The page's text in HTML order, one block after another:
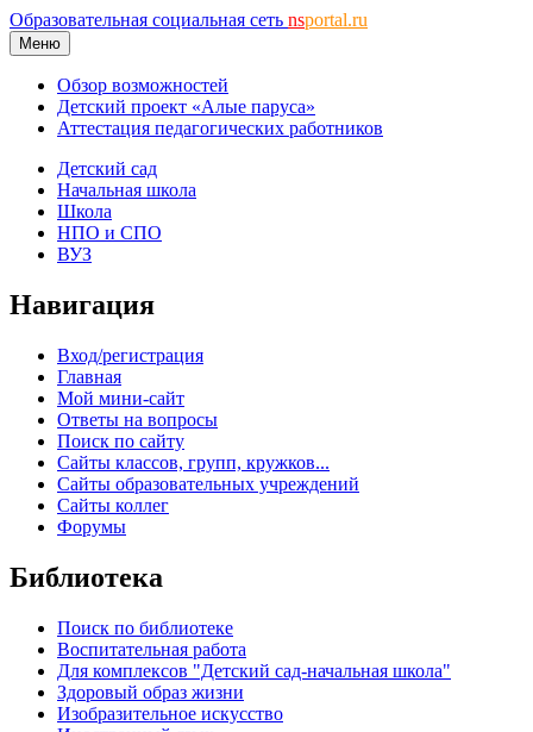
Образовательная социальная сеть nsportal.ru
Меню
Обзор возможностей
Детский проект «Алые паруса»
Аттестация педагогических работников
Детский сад
Начальная школа
Школа
НПО и СПО
ВУЗ
Навигация
Вход/регистрация
Главная
Мой мини-сайт
Ответы на вопросы
Поиск по сайту
Сайты классов, групп, кружков...
Сайты образовательных учреждений
Сайты коллег
Форумы
Библиотека
Поиск по библиотеке
Воспитательная работа
Для комплексов "Детский сад-начальная школа"
Здоровый образ жизни
Изобразительное искусство